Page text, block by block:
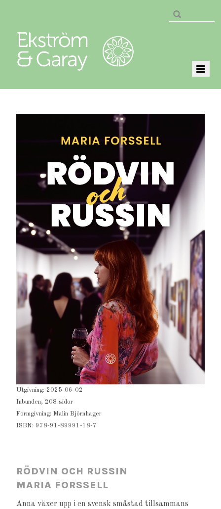
Utgivning: 2025-06-02
Inbunden, 208 sidor
Formgivning: Malin Björnhager
ISBN: 978-91-89991-18-7
RÖDVIN OCH RUSSIN
MARIA FORSSELL
Anna växer upp i en svensk småstad tillsammans